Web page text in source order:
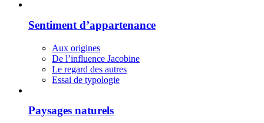
Sentiment d’appartenance
Aux origines
De l’influence Jacobine
Le regard des autres
Essai de typologie
Paysages naturels